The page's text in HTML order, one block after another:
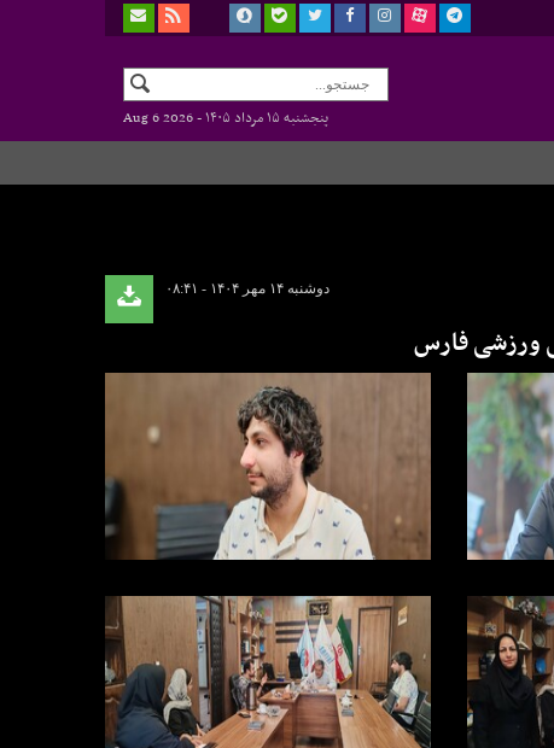
پنجشنبه ۱۵ مرداد ۱۴۰۵ -
Aug 6 2026
دوشنبه ۱۴ مهر ۱۴۰۴ - ۰۸:۴۱
ورزشی فارس